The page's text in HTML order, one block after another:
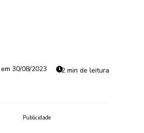
30/08/2023 2 min de leitura
Publicidade